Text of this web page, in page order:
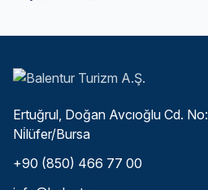
Ertuğrul, Doğan Avcıoğlu Cd.
Ni̇lüfer/Bursa
+90 (850) 466 77 00